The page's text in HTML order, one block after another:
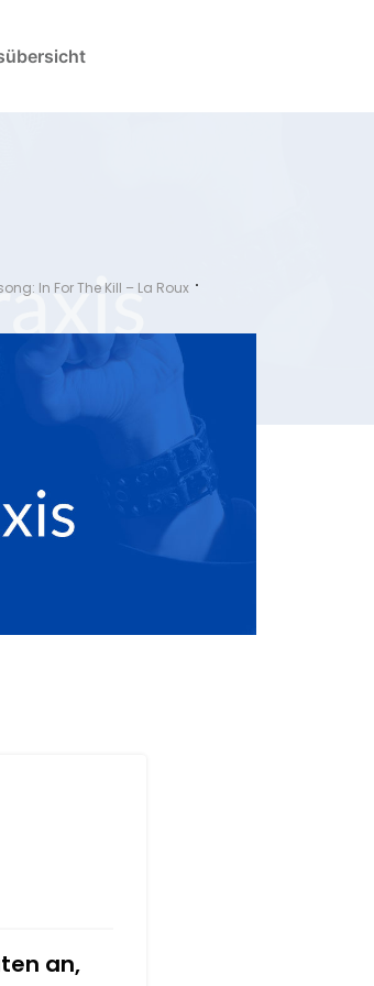
In For The Kill – La Roux
an,